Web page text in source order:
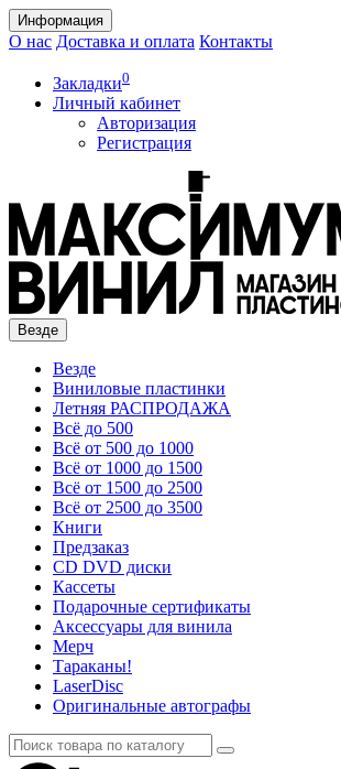
Информация
О нас Доставка и оплата Контакты
Закладки0
Личный кабинет
Авторизация
Регистрация
Везде
Везде
Виниловые пластинки
Летняя РАСПРОДАЖА
Всё до 500
Всё от 500 до 1000
Всё от 1000 до 1500
Всё от 1500 до 2500
Всё от 2500 до 3500
Книги
Предзаказ
CD DVD диски
Кассеты
Подарочные сертификаты
Аксессуары для винила
Мерч
Тараканы!
LaserDisc
Оригинальные автографы